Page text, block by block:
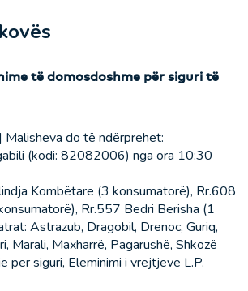
të domosdoshme për siguri të
do të ndërprehet:
(kodi: 82082006) nga ora 10:30
Kombëtare (3 konsumatorë), Rr.608
Rr.557 Bedri Berisha (1
Astrazub, Dragobil, Drenoc, Guriq,
Marali, Maxharrë, Pagarushë, Shkozë
per siguri, Eleminimi i vrejtjeve L.P.